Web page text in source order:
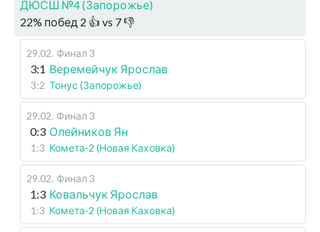
ДЮСШ №4 (Запорожье)
22% побед 2 👍 vs 7👎
29.02. Финал 3
3:1 Веремейчук Ярослав
3:2 Тонус (Запорожье)
29.02. Финал 3
0:3 Олейников Ян
1:3 Комета-2 (Новая Каховка)
29.02. Финал 3
1:3 Ковальчук Ярослав
1:3 Комета-2 (Новая Каховка)